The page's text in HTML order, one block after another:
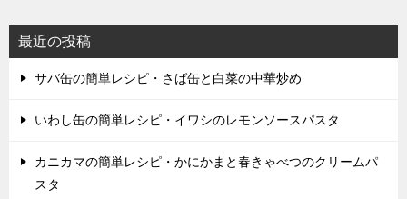
最近の投稿
サバ缶の簡単レシピ・さば缶と白菜の中華炒め
いわし缶の簡単レシピ・イワシのレモンソースパスタ
カニカマの簡単レシピ・かにかまと春きゃべつのクリームパ
スタ